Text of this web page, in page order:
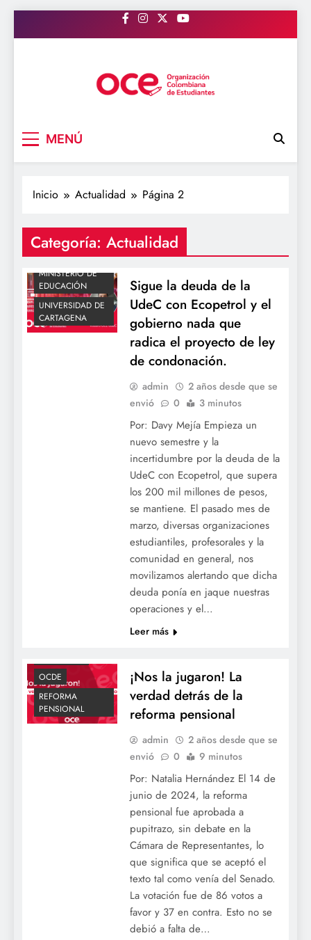
al
MENÚ
Inicio Actualidad Página 2
Categoría: Actualidad
ACTUALIDAD
MINISTERIO DE
EDUCACIÓN
UNIVERSIDAD DE
CARTAGENA
Sigue la deuda de la
UdeC con Ecopetrol y el
gobierno nada que
radica el proyecto de ley
de condonación.
admin
2 años desde que se
envió
0 3 minutos
Por: Davy Mejía Empieza un
nuevo semestre y la
incertidumbre por la deuda de la
UdeC con Ecopetrol, que supera
los 200 mil millones de pesos,
se mantiene. El pasado mes de
marzo, diversas organizaciones
estudiantiles, profesorales y la
comunidad en general, nos
movilizamos alertando que dicha
deuda ponía en jaque nuestras
operaciones y el…
Leer más
OCDE
REFORMA
PENSIONAL
¡Nos la jugaron! La
verdad detrás de la
reforma pensional
admin
2 años desde que se
envió
0 9 minutos
Por: Natalia Hernández El 14 de
junio de 2024, la reforma
pensional fue aprobada a
pupitrazo, sin debate en la
Cámara de Representantes, lo
que significa que se aceptó el
texto tal como venía del Senado.
La votación fue de 86 votos a
favor y 37 en contra. Esto no se
debió a falta de…